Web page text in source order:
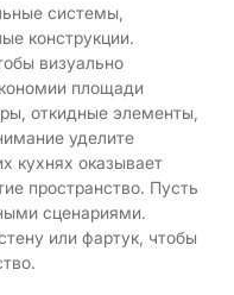
системы,
конструкции.
визуально
площади
откидные элементы,
уделите
кухнях оказывает
пространство. Пусть
сценариями.
или фартук, чтобы